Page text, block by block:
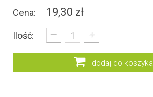
Cena: 19,30 zł
Ilość:
_ +
dodaj do koszyka